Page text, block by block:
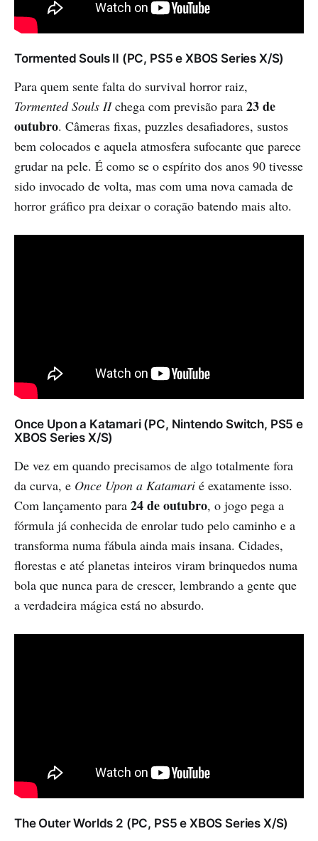
Tormented Souls II (PC, PS5 e XBOS Series X/S)
Para quem sente falta do survival horror raiz,
Tormented Souls IIchega com previsão para 23 de
outubro. Câmeras fixas, puzzles desafiadores, sustos
bem colocados e aquela atmosfera sufocante que parece
grudar na pele. É como se o espírito dos anos 90 tivesse
sido invocado de volta, mas com uma nova camada de
horror gráfico pra deixar o coração batendo mais alto.
Once Upon a Katamari (PC, Nintendo Switch, PS5 e
XBOS Series X/S)
De vez em quando precisamos de algo totalmente fora
da curva, e Once Upon a Katamari é exatamente isso.
Com lançamento para 24 de outubro, o jogo pega a
fórmula já conhecida de enrolar tudo pelo caminho e a
transforma numa fábula ainda mais insana. Cidades,
florestas e até planetas inteiros viram brinquedos numa
bola que nunca para de crescer, lembrando a gente que
a verdadeira mágica está no absurdo.
The Outer Worlds 2 (PC, PS5 e XBOS Series X/S)